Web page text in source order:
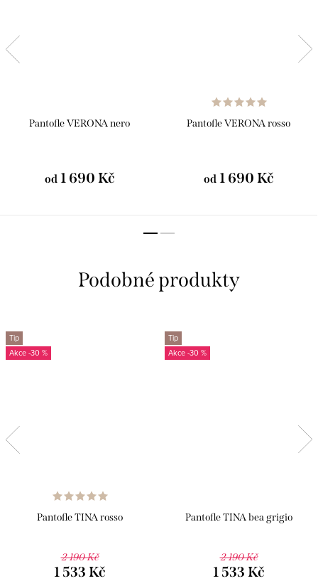
Pantofle VERONA nero
od1 690 Kč
Pantofle VERONA rosso
od1 690 Kč
Tip
-30 %
Pantofle TINA rosso
2 190 Kč
1 533 Kč
Tip
-30 %
Pantofle TINA bea grigio
2 190 Kč
1 533 Kč